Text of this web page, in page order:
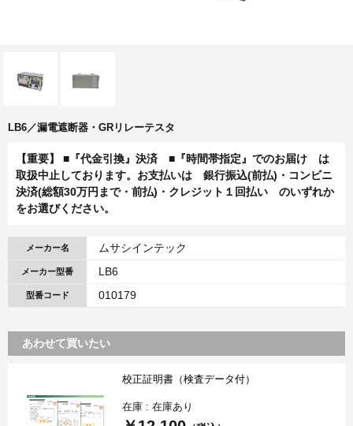
LB6／漏電遮断器・GRリレーテスタ
【重要】 ■『代金引換』決済 ■『時間帯指定』でのお届け は
取扱中止しております。お支払いは 銀行振込(前払)・コンビニ
決済(総額30万円まで・前払)・クレジット１回払い のいずれか
をお選びください。
メーカー名 ムサシインテック
メーカー型番 LB6
型番コード 010179
あわせて買いたい
校正証明書（検査データ付）
在庫 : 在庫あり